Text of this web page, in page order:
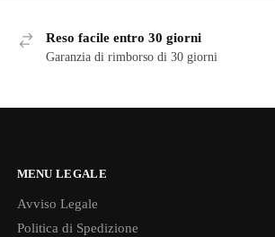
Reso facile entro 30 giorni
Garanzia di rimborso di 30 giorni
MENU LEGALE
Avviso Legale
Politica di Spedizione